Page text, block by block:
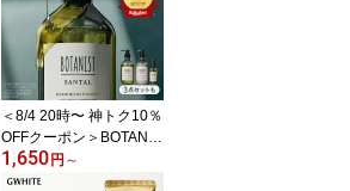
海外対応 カール hk プレ
ゼント ギフト コテ 32m
m
＜8/4 20時〜 神トク10％
OFFクーポン＞BOTANIS
T 【 SANTAL サンタル
シャンプー ヘアオイル
1,650 円 ～